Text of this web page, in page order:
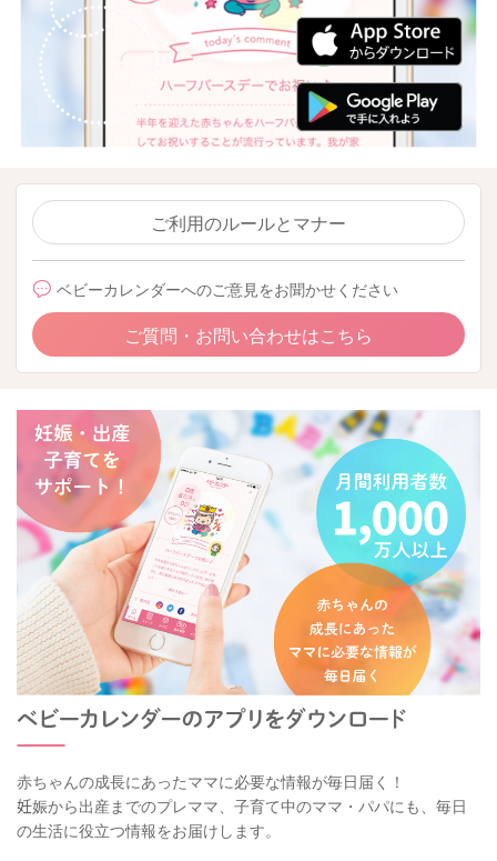
ご利用のルールとマナー
ベビーカレンダーへのご意見をお聞かせください
ご質問・お問い合わせはこちら
赤ちゃんの成長にあったママに必要な情報が毎日届く！
妊娠から出産までのプレママ、子育て中のママ・パパにも、毎日
の生活に役立つ情報をお届けします。